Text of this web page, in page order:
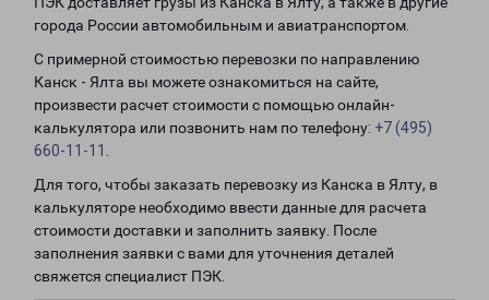
города России автомобильным и авиатранспортом.
С примерной стоимостью перевозки по направлению
Канск - Ялта вы можете ознакомиться на сайте,
произвести расчет стоимости с помощью онлайн-
калькулятора или позвонить нам по телефону: +7 (495)
660-11-11
Для того, чтобы заказать перевозку из Канска в Ялту, в
калькуляторе необходимо ввести данные для расчета
стоимости доставки и заполнить заявку. После
заполнения заявки с вами для уточнения деталей
свяжется специалист ПЭК.